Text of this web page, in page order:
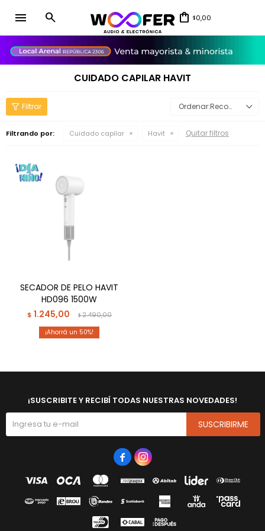
menu $0,00
CUIDADO CAPILAR HAVIT
Recomendados
Filtrando por: Cuidado capilar Havit Quitar filtros
SECADOR DE PELO HAVIT
HD096 1500W
$ 1.245,00 $2.490,00
50
¡SUSCRIBITE Y RECIBÍ TODAS NUESTRAS NOVEDADES!
SUSCRIBIRME
 
close